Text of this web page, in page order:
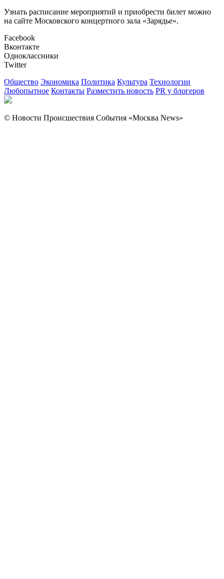
Узнать расписание мероприятий и приобрести билет можно
на сайте Московского концертного зала «Зарядье».
Facebook
Вконтакте
Одноклассники
Twitter
Общество Экономика Политика Культура Технологии
Любопытное Контакты Разместить новость PR у блогеров
© Новости Происшествия События «Москва News»